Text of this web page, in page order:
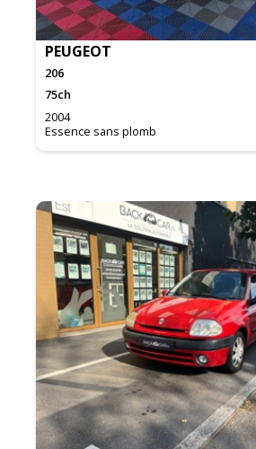
PEUGEOT
206
75ch
2004
Essence sans plomb